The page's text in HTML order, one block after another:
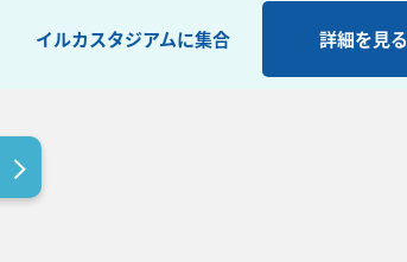
イルカスタジアムに集合 詳細を見る